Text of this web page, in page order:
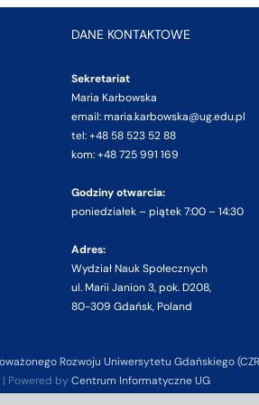
DANE KONTAKTOWE
Sekretariat
Maria Karbowska
email: maria.karbowska@ug.edu.pl
tel: +48 58 523 52 88
kom: +48 725 991 169
Godziny otwarcia:
poniedziałek – piątek 7:00 – 14:30
Adres:
Wydział Nauk Społecznych
ul. Marii Janion 3, pok. D208,
80-309 Gdańsk, Poland
Rozwoju Uniwersytetu Gdańskiego
Powered by Centrum Informatyczne UG